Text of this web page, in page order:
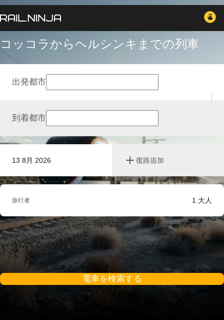
コッコラからヘルシンキまでの列車
13 8月 2026 復路追加
出発都市
到着都市
旅行者 1 大人
電車を検索する